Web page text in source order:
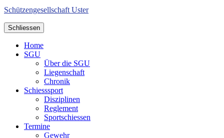
Schützengesellschaft Uster
Schliessen
Home
SGU
Über die SGU
Liegenschaft
Chronik
Schiesssport
Disziplinen
Reglement
Sportschiessen
Termine
Gewehr